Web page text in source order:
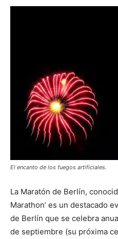
El encanto de los fuegos artificiales.
La Maratón de Berlín,
Marathon’ es un destacado
de Berlín que se celebra
de septiembre (su próxima